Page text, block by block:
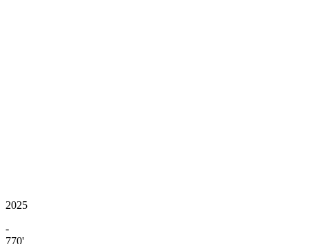
2025
-
770'